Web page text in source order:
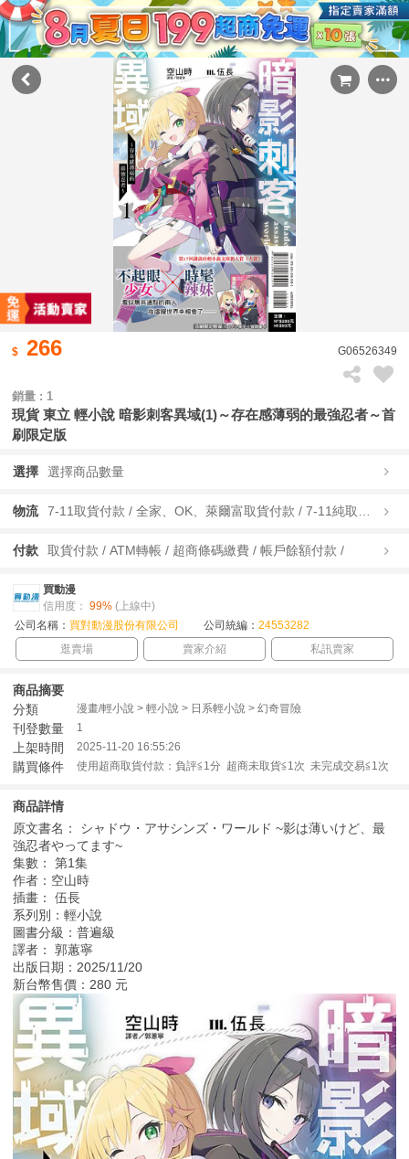
266 G06526349
銷量 : 1
現貨 東立 輕小說 暗影刺客異域(1)～存在感薄弱的最強忍者～首
刷限定版
選擇 選擇商品數量
物流
付款 取貨付款 / ATM轉帳 / 超商條碼繳費 / 帳戶餘額付款 /
買動漫
信用度： 99% (上線中)
公司名稱： 買對動漫股份有限公司 公司統編： 24553282
逛賣場
賣家介紹 私訊賣家
商品摘要
分類
漫畫/輕小說 > 輕小說 > 日系輕小說 > 幻奇冒險
刊登數量 1
上架時間 2025-11-20 16:55:26
購買條件 使用超商取貨付款：負評≦1分 超商未取貨≦1次 未完成交易≦1次
商品詳情
原文書名： シャドウ・アサシンズ・ワールド ~影は薄いけど、最
強忍者やってます~
集數： 第1集
作者：空山時
插畫： 伍長
系列別：輕小說
圖書分級：普遍級
譯者： 郭蕙寧
出版日期：2025/11/20
新台幣售價：280 元